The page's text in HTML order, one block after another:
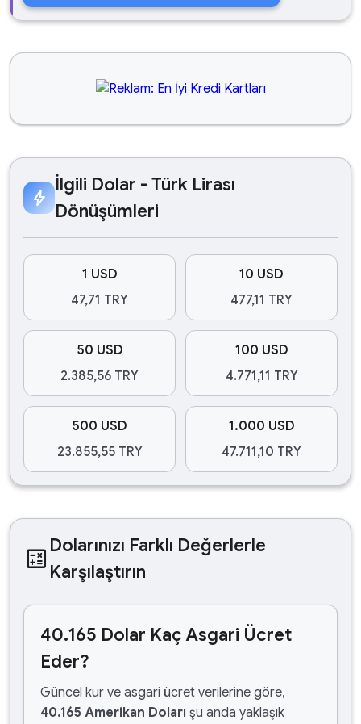
bolt
İlgili Dolar - Türk Lirası
Dönüşümleri
1 USD
47,71 TRY
10 USD
477,11 TRY
50 USD
2.385,56 TRY
100 USD
4.771,11 TRY
500 USD
23.855,55 TRY
1.000 USD
47.711,10 TRY
calculate Dolarınızı Farklı Değerlerle
Karşılaştırın
40.165 Dolar Kaç Asgari Ücret
Eder?
Güncel kur ve asgari ücret verilerine göre,
40.165 Amerikan Doları şu anda yaklaşık